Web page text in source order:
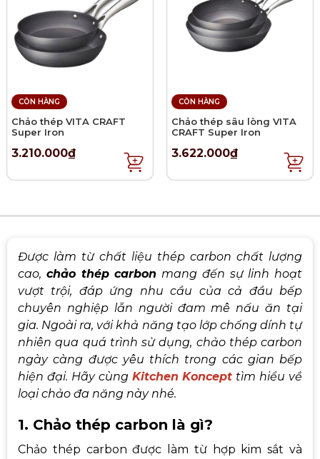
CÒN HÀNG
Chảo thép VITA CRAFT
Super Iron
3.210.000₫
CÒN HÀNG
Chảo thép sâu lòng VITA
CRAFT Super Iron
3.622.000₫
Được làm từ chất liệu thép carbon chất lượng
cao, chảo thép carbon mang đến sự linh hoạt
vượt trội, đáp ứng nhu cầu của cả đầu bếp
chuyên nghiệp lẫn người đam mê nấu ăn tại
gia. Ngoài ra, với khả năng tạo lớp chống dính tự
nhiên qua quá trình sử dụng, chảo thép carbon
ngày càng được yêu thích trong các gian bếp
hiện đại. Hãy cùng Kitchen Koncept tìm hiểu về
loại chảo đa năng này nhé.
1. Chảo thép carbon là gì?
Chảo thép carbon được làm từ hợp kim sắt và